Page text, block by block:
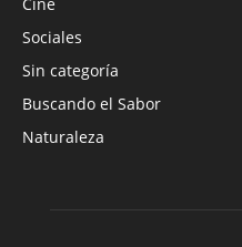
Sociales
Sin categoría
Buscando el Sabor
Naturaleza